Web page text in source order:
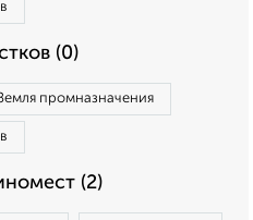
(0)
промназначения
(2)